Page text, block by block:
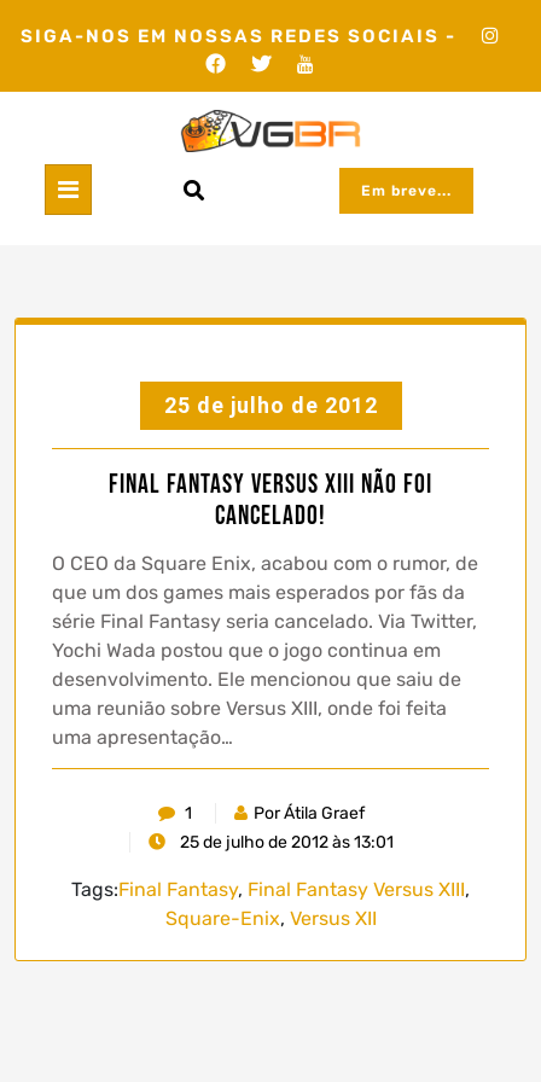
SIGA-NOS EM NOSSAS REDES SOCIAIS -
Em breve...
25 de julho de 2012
Final Fantasy Versus XIII Não foi
cancelado!
O CEO da Square Enix, acabou com o rumor, de
que um dos games mais esperados por fãs da
série Final Fantasy seria cancelado. Via Twitter,
Yochi Wada postou que o jogo continua em
desenvolvimento. Ele mencionou que saiu de
uma reunião sobre Versus XIII, onde foi feita
uma apresentação…
1
Por Átila Graef
25 de julho de 2012 às 13:01
Tags:Final Fantasy, Final Fantasy Versus XIII,
Square-Enix, Versus XII